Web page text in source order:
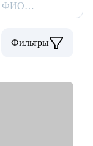
ФИО…
Фильтры